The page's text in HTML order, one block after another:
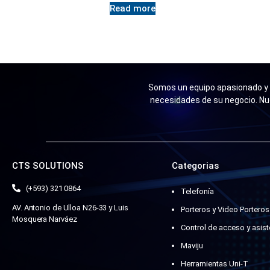
Read more
Somos un equipo apasionado
necesidades de su negocio.
CTS SOLUTIONS
(+593) 321 0864
AV. Antonio de Ulloa N26-33 y Luis
Mosquera Narváez
Categorias
Telefonía
Porteros y Video Porteros
Control de acceso y
Maviju
Herramientas Uni-T